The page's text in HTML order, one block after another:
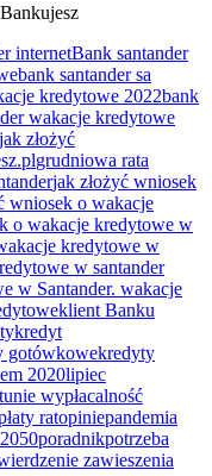
internetBank santander
bank santander sa
kredytowe 2022bank
wakacje kredytowe
złożyć
grudniowa rata
jak złożyć wniosek
wniosek o wakacje
o wakacje kredytowe w
kredytowe w
w santander
w Santander. wakacje
klient Banku
kredyt
gotówkowekredyty
2020lipiec
nie wypłacalność
ratopiniepandemia
poradnikpotrzeba
zawieszenia